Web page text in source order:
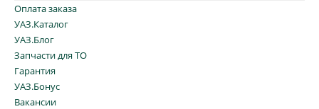
Оплата заказа
УАЗ.Каталог
УАЗ.Блог
Запчасти для ТО
Гарантия
УАЗ.Бонус
Вакансии